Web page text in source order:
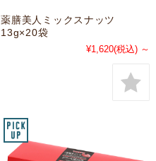
薬膳美人ミックスナッツ
13g×20袋
¥1,620(税込) ～